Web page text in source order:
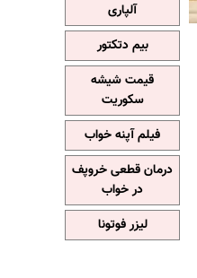
آلپاری
بیم دتکتور
قیمت شیشه
سکوریت
فیلم آپنه خواب
درمان قطعی خروپف
در خواب
لیزر فوتونا